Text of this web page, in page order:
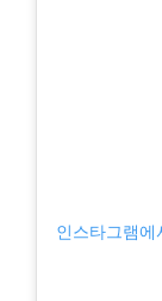
인스타그램에